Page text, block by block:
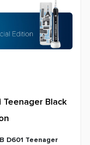
Teenager Black
D601 Teenager